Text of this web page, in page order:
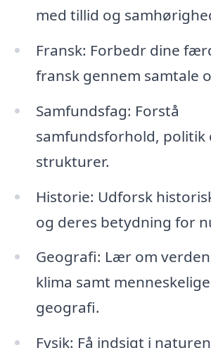
med tillid og
Fransk: Forbedr dine
fransk gennem samtale
Samfundsfag: Forstå
samfundsforhold, politik
strukturer.
Historie: Udforsk
og deres betydning for
Geografi: Lær om
klima samt
geografi.
Fysik: Få indsigt i